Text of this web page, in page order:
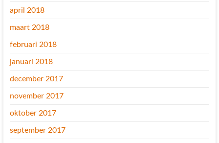
april 2018
maart 2018
februari 2018
januari 2018
december 2017
november 2017
oktober 2017
september 2017